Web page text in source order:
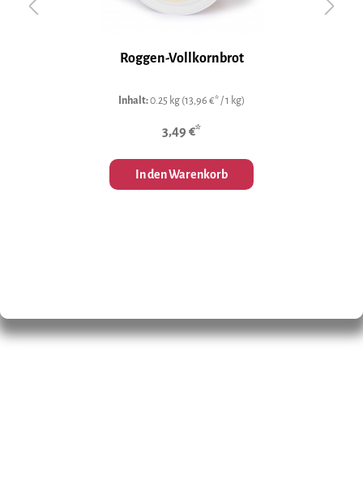
Roggen-Vollkornbrot
Inhalt:0.25 kg (13,96 €* / 1 kg)
3,49 €*
In den Warenkorb